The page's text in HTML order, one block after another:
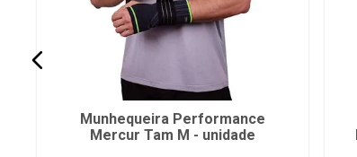
Munhequeira Performance
Mercur Tam M - unidade